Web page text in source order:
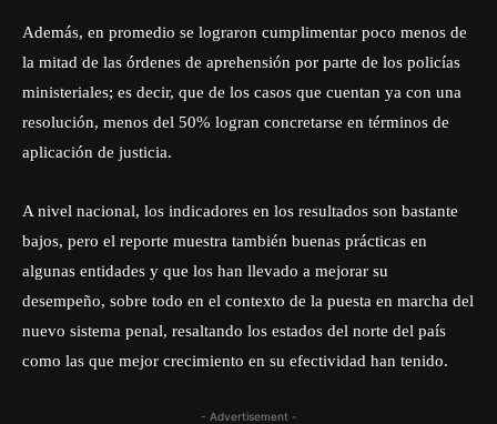
Además, en promedio se lograron cumplimentar poco menos de
la mitad de las órdenes de aprehensión por parte de los policías
ministeriales; es decir, que de los casos que cuentan ya con una
resolución, menos del 50% logran concretarse en términos de
aplicación de justicia.
A nivel nacional, los indicadores en los resultados son bastante
bajos, pero el reporte muestra también buenas prácticas en
algunas entidades y que los han llevado a mejorar su
desempeño, sobre todo en el contexto de la puesta en marcha del
nuevo sistema penal, resaltando los estados del norte del país
como las que mejor crecimiento en su efectividad han tenido.
- Advertisement -